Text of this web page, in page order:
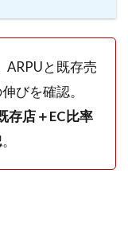
ARPUと既存売
びを確認。
存店＋EC比率